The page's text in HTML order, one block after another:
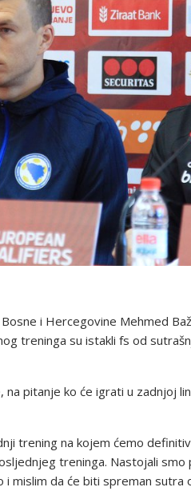
i Hercegovine Mehmed
treninga su istakli fs od
na pitanje ko će igrati u zadnjoj
trening na kojem ćemo
treninga. Nastojali
mislim da će biti spreman sutra